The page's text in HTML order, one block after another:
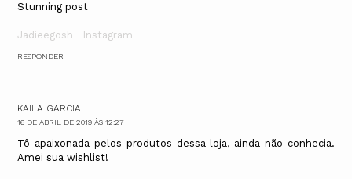
Stunning post
Jadieegosh Instagram
RESPONDER
KAILA GARCIA
16 DE ABRIL DE 2019 ÀS 12:27
Tô apaixonada pelos produtos dessa loja, ainda não conhecia.
Amei sua wishlist!